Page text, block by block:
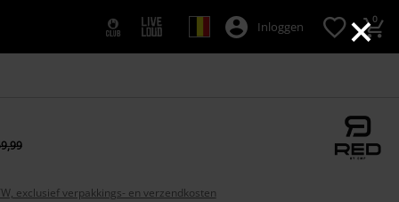
×
Inloggen 0
exclusief verpakkings- en verzendkosten